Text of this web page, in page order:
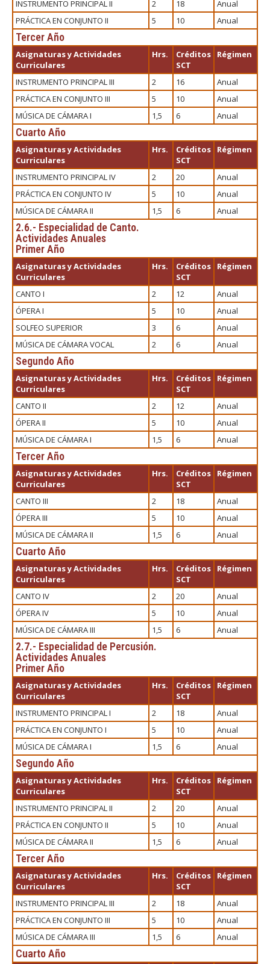
INSTRUMENTO PRINCIPAL II 2 18
Anual
PRÁCTICA EN CONJUNTO II
5 10 Anual
Tercer Año
Asignaturas y Actividades
Curriculares
Hrs.
Créditos
SCT
Régimen
INSTRUMENTO PRINCIPAL III 2 16
Anual
PRÁCTICA EN CONJUNTO III
5 10
Anual
MÚSICA DE CÁMARA I
1,5 6 Anual
Cuarto Año
Asignaturas y Actividades
Curriculares
Hrs.
Créditos
SCT
Régimen
INSTRUMENTO PRINCIPAL IV 2 20
Anual
PRÁCTICA EN CONJUNTO IV
5 10
Anual
MÚSICA DE CÁMARA II
1,5 6 Anual
2.6.- Especialidad de Canto.
Actividades Anuales
Primer Año
Asignaturas y Actividades
Curriculares
Hrs.
Créditos
SCT
Régimen
CANTO I 2 12
Anual
ÓPERA I
5 10
Anual
SOLFEO SUPERIOR
3 6
Anual
MÚSICA DE CÁMARA VOCAL
2 6 Anual
Segundo Año
Asignaturas y Actividades
Curriculares
Hrs.
Créditos
SCT
Régimen
CANTO II 2 12
Anual
ÓPERA II
5 10
Anual
MÚSICA DE CÁMARA I
1,5 6 Anual
Tercer Año
Asignaturas y Actividades
Curriculares
Hrs.
Créditos
SCT
Régimen
CANTO III 2 18
Anual
ÓPERA III
5 10
Anual
MÚSICA DE CÁMARA II
1,5 6 Anual
Cuarto Año
Asignaturas y Actividades
Curriculares
Hrs.
Créditos
SCT
Régimen
CANTO IV 2 20
Anual
ÓPERA IV
5 10
Anual
MÚSICA DE CÁMARA III
1,5 6 Anual
2.7.- Especialidad de Percusión.
Actividades Anuales
Primer Año
Asignaturas y Actividades
Curriculares
Hrs.
Créditos
SCT
Régimen
INSTRUMENTO PRINCIPAL I 2 18
Anual
PRÁCTICA EN CONJUNTO I
5 10
Anual
MÚSICA DE CÁMARA I
1,5 6 Anual
Segundo Año
Asignaturas y Actividades
Curriculares
Hrs.
Créditos
SCT
Régimen
INSTRUMENTO PRINCIPAL II 2 20
Anual
PRÁCTICA EN CONJUNTO II
5 10
Anual
MÚSICA DE CÁMARA II
1,5 6 Anual
Tercer Año
Asignaturas y Actividades
Curriculares
Hrs.
Créditos
SCT
Régimen
INSTRUMENTO PRINCIPAL III 2 18
Anual
PRÁCTICA EN CONJUNTO III
5 10
Anual
MÚSICA DE CÁMARA III
1,5 6 Anual
Cuarto Año